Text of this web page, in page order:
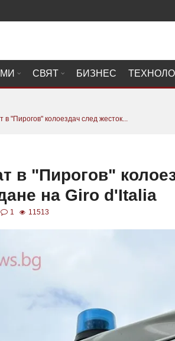
СВЯТ БИЗНЕС
в "Пирогов" колоездач след жесток...
в "Пирогов"
на Giro d'Italia
1 11513